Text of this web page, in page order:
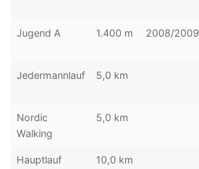
Jugend A 1.400 m 2008/2009
Jedermannlauf 5,0 km
Nordic
Walking
5,0 km
Hauptlauf 10,0 km